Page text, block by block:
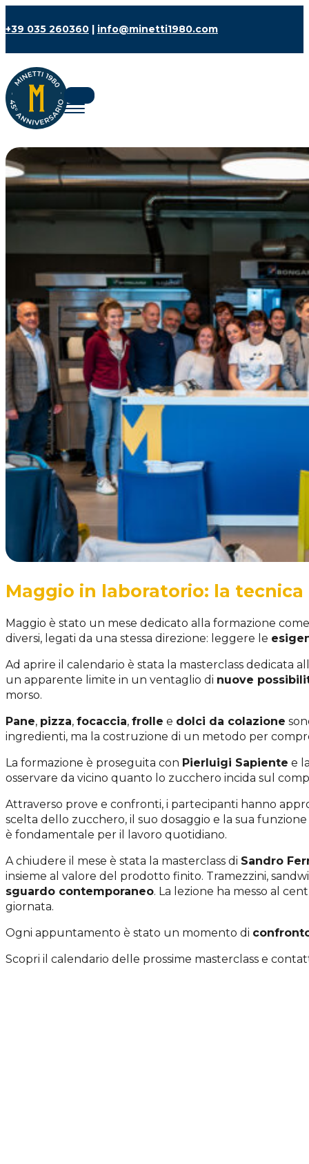
+39 035 260360 | info@minetti1980.com
Maggio in laboratorio: la
Maggio è stato un mese dedicato alla formazione
diversi, legati da una stessa direzione: leggere le
Ad aprire il calendario è stata la masterclass dedicata
un apparente limite in un ventaglio di nuove
morso.
Pane, pizza, focaccia, frolle e dolci da colazione
ingredienti, ma la costruzione di un metodo per
La formazione è proseguita con Pierluigi Sapiente e
osservare da vicino quanto lo zucchero incida sul
Attraverso prove e confronti, i partecipanti hanno
scelta dello zucchero, il suo dosaggio e la sua
è fondamentale per il lavoro quotidiano.
A chiudere il mese è stata la masterclass di Sandro
insieme al valore del prodotto finito. Tramezzini,
sguardo contemporaneo. La lezione ha messo al
giornata.
Ogni appuntamento è stato un momento di
Scopri il calendario delle prossime masterclass e